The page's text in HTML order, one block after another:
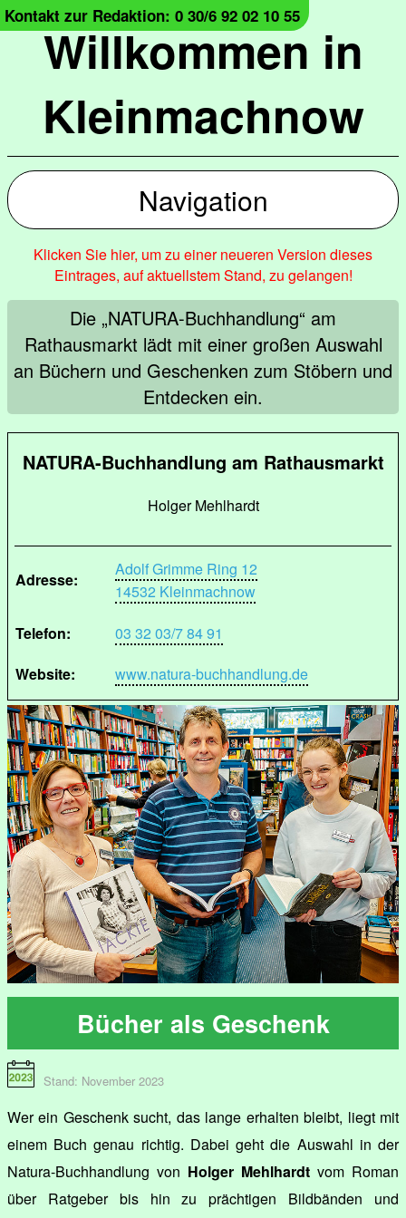
Willkommen in
Kleinmachnow
Kontakt zur Redaktion: 0 30/6 92 02 10 55
Navigation
Klicken Sie hier, um zu einer neueren Version dieses
Eintrages, auf aktuellstem Stand, zu gelangen!
Die „NATURA-Buchhandlung“ am
Rathausmarkt lädt mit einer großen Auswahl
an Büchern und Geschenken zum Stöbern und
Entdecken ein.
NATURA-Buchhandlung am Rathausmarkt
Holger Mehlhardt
Adresse:
Adolf Grimme Ring 12
14532 Kleinmachnow
Telefon:
03 32 03/7 84 91
Website:
www.natura-buchhandlung.de
Bücher als Geschenk
Stand: November 2023
Wer ein Geschenk sucht, das lange erhalten bleibt, liegt mit
einem Buch genau richtig. Dabei geht die Auswahl in der
Natura-Buchhandlung von Holger Mehlhardt vom Roman
über Ratgeber bis hin zu prächtigen Bildbänden und